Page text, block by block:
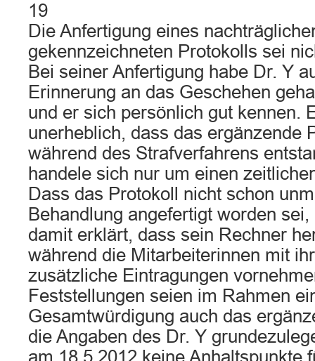
19
Die Anfertigung eines
gekennzeichneten Protokolls sei
Bei seiner Anfertigung habe Dr. Y
Erinnerung an das Geschehen
und er sich persönlich gut kennen.
unerheblich, dass das ergänzende
während des Strafverfahrens
handele sich nur um einen
Dass das Protokoll nicht schon
Behandlung angefertigt worden
damit erklärt, dass sein Rechner
während die Mitarbeiterinnen mit
zusätzliche Eintragungen
Feststellungen seien im Rahmen
Gesamtwürdigung auch das
die Angaben des Dr. Y
am 18.5.2012 keine Anhaltspunkte